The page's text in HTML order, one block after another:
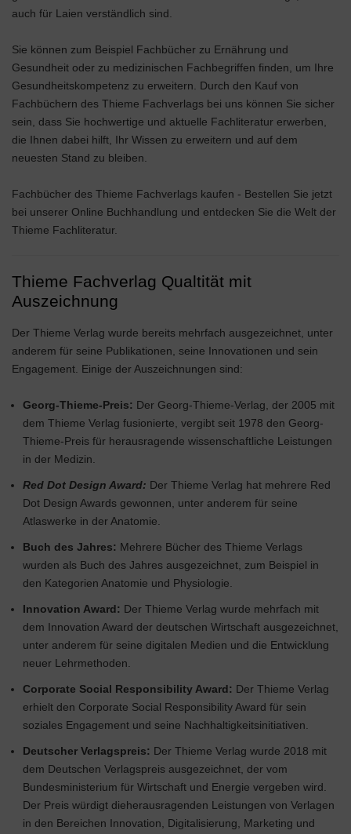
auch für Laien verständlich sind.
Sie können zum Beispiel Fachbücher zu Ernährung und
Gesundheit oder zu medizinischen Fachbegriffen finden, um Ihre
Gesundheitskompetenz zu erweitern. Durch den Kauf von
Fachbüchern des Thieme Fachverlags bei uns können Sie sicher
sein, dass Sie hochwertige und aktuelle Fachliteratur erwerben,
die Ihnen dabei hilft, Ihr Wissen zu erweitern und auf dem
neuesten Stand zu bleiben.
Fachbücher des Thieme Fachverlags kaufen - Bestellen Sie jetzt
bei unserer Online Buchhandlung und entdecken Sie die Welt der
Thieme Fachliteratur.
Thieme Fachverlag Qualtität mit
Auszeichnung
Der Thieme Verlag wurde bereits mehrfach ausgezeichnet, unter
anderem für seine Publikationen, seine Innovationen und sein
Engagement. Einige der Auszeichnungen sind:
Georg-Thieme-Preis: Der Georg-Thieme-Verlag, der 2005 mit
dem Thieme Verlag fusionierte, vergibt seit 1978 den Georg-
Thieme-Preis für herausragende wissenschaftliche Leistungen
in der Medizin.
Red Dot Design Award: Der Thieme Verlag hat mehrere Red
Dot Design Awards gewonnen, unter anderem für seine
Atlaswerke in der Anatomie.
Buch des Jahres: Mehrere Bücher des Thieme Verlags
wurden als Buch des Jahres ausgezeichnet, zum Beispiel in
den Kategorien Anatomie und Physiologie.
Innovation Award: Der Thieme Verlag wurde mehrfach mit
dem Innovation Award der deutschen Wirtschaft ausgezeichnet,
unter anderem für seine digitalen Medien und die Entwicklung
neuer Lehrmethoden.
Corporate Social Responsibility Award: Der Thieme Verlag
erhielt den Corporate Social Responsibility Award für sein
soziales Engagement und seine Nachhaltigkeitsinitiativen.
Deutscher Verlagspreis: Der Thieme Verlag wurde 2018 mit
dem Deutschen Verlagspreis ausgezeichnet, der vom
Bundesministerium für Wirtschaft und Energie vergeben wird.
Der Preis würdigt dieherausragenden Leistungen von Verlagen
in den Bereichen Innovation, Digitalisierung, Marketing und